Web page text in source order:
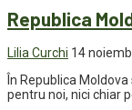
Republica
Lilia Curchi 14
În Republica
pentru noi, nici chiar